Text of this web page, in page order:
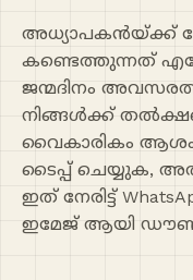
അധ്യാപകൻയ്ക്ക്
കണ്ടെത്തുന്നത്
ജന്മദിനം
നിങ്ങൾക്ക്
വൈകാരികം
ടൈപ്പ് ചെയ്യുക,
ഇത് നേരിട്ട്
ഇമേജ് ആയി